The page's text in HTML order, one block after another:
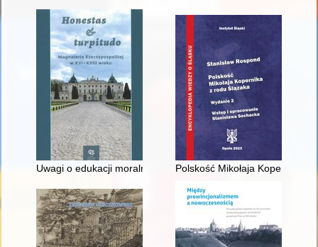
Uwagi o edukacji moralnej synów szlacheckich w XVI-
Polskość Mikołaja Kopernika z